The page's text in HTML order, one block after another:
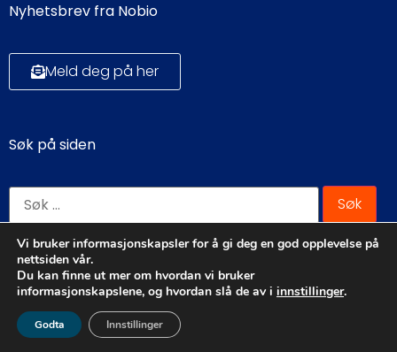
Nyhetsbrev fra Nobio
Meld deg på her
Søk på siden
© NORSK BIOENERGIFORENING
Personvernerklæring
Vi bruker informasjonskapsler for å gi deg en god opplevelse på
nettsiden vår.
Du kan finne ut mer om hvordan vi bruker
informasjonskapslene, og hvordan slå de av i innstillinger.
Godta Innstillinger